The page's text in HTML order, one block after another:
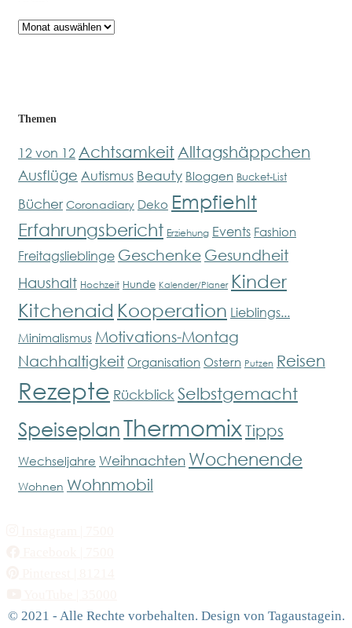
Archiv
Themen
12 von 12 Achtsamkeit Alltagshäppchen
Ausflüge Autismus Beauty Bloggen Bucket-List
Bücher Coronadiary Deko Empfiehlt
Erfahrungsbericht Erziehung Events Fashion
Freitagslieblinge Geschenke Gesundheit
Haushalt Hochzeit Hunde Kalender/Planer Kinder
Kitchenaid Kooperation Lieblings...
Minimalismus Motivations-Montag
Nachhaltigkeit Organisation Ostern Putzen Reisen
Rezepte Rückblick Selbstgemacht
SpeiseplanThermomix Tipps
Wechseljahre Weihnachten Wochenende
Wohnen Wohnmobil
© 2021 - Alle Rechte vorbehalten. Design von Tagaustagein.